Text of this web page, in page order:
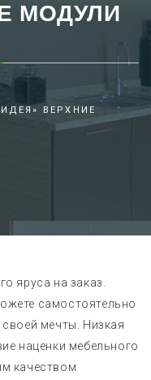
МОДУЛИ
ВЕРХНИЕ
яруса на заказ.
самостоятельно
мечты. Низкая
наценки мебельного
качеством